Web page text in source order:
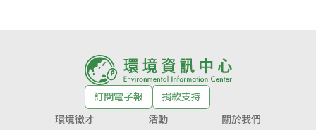
訂閱電子報
捐款支持
環境徵才
活動 關於我們